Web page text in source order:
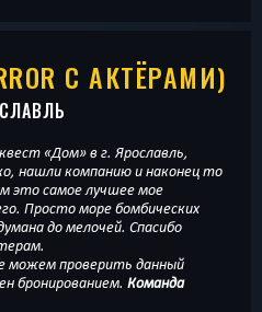
С АКТЁРАМИ)
нашли компанию и наконец то
это самое лучшее мое
Просто море бомбических
до мелочей. Спасибо
можем проверить данный
бронированием. Команда